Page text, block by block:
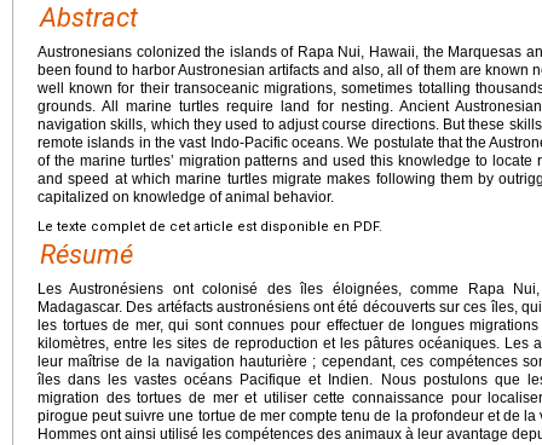
Abstract
Austronesians colonized the islands of Rapa Nui, Hawaii, the Marquesas
been found to harbor Austronesian artifacts and also, all of them are known
well known for their transoceanic migrations, sometimes totalling
grounds. All marine turtles require land for nesting. Ancient
navigation skills, which they used to adjust course directions. But these
remote islands in the vast Indo-Pacific oceans. We postulate that the
of the marine turtles’ migration patterns and used this knowledge to
and speed at which marine turtles migrate makes following them by
capitalized on knowledge of animal behavior.
Le texte complet de cet article est disponible en PDF.
Résumé
Les Austronésiens ont colonisé des îles éloignées, comme Rapa
Madagascar. Des artéfacts austronésiens ont été découverts sur ces îles,
les tortues de mer, qui sont connues pour effectuer de longues
kilomètres, entre les sites de reproduction et les pâtures océaniques. Les
leur maîtrise de la navigation hauturière ; cependant, ces compétences
îles dans les vastes océans Pacifique et Indien. Nous postulons que
migration des tortues de mer et utiliser cette connaissance pour
pirogue peut suivre une tortue de mer compte tenu de la profondeur et de
Hommes ont ainsi utilisé les compétences des animaux à leur avantage